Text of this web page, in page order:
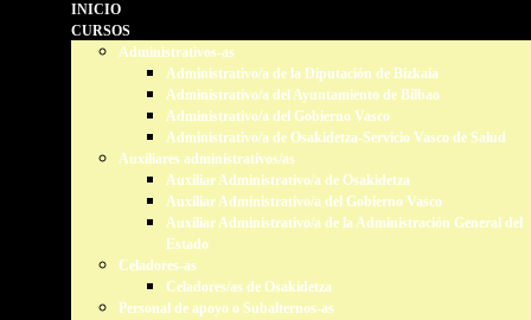
INICIO
CURSOS
Administrativos-as
Administrativo/a de la Diputación de Bizkaia
Administrativo/a del Ayuntamiento de Bilbao
Administrativo/a del Gobierno Vasco
Administrativo/a de Osakidetza-Servicio Vasco de Salud
Auxiliares administrativos/as
Auxiliar Administrativo/a de Osakidetza
Auxiliar Administrativo/a del Gobierno Vasco
Auxiliar Administrativo/a de la Administración General del
Estado
Celadores-as
Celadores/as de Osakidetza
Personal de apoyo o Subalternos-as